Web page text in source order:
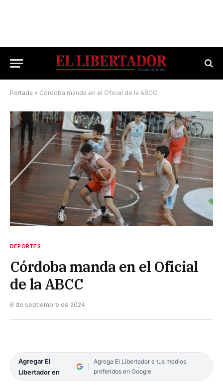
Portada » Córdoba manda en el Oficial de la ABCC
DEPORTES
Córdoba manda en el Oficial
de la ABCC
6 de septiembre de 2024
Agregar El
Libertador en
Agrega El Libertador a tus medios
preferidos en Google